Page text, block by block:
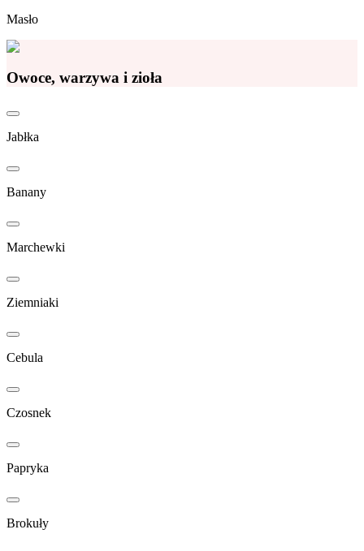
Masło
Owoce, warzywa i zioła
Jabłka
Banany
Marchewki
Ziemniaki
Cebula
Czosnek
Papryka
Brokuły